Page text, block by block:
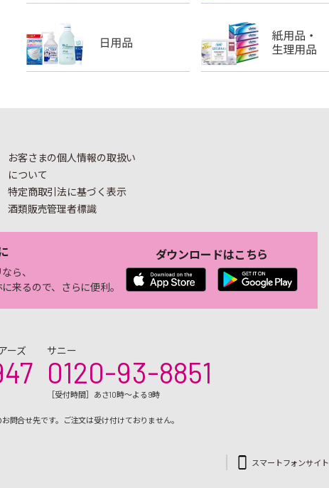
お客さまの個人情報の取扱い
について
特定商取引法に基づく表示
酒類販売管理者標識
ら、
来るので、さらに便利。
ダウンロードはこちら
ーズ
サニー
0120-93-8851
［受付時間］あさ10時～よる9時
問合せ先です。ご注文は受け付けておりません。
スマートフォンサイト